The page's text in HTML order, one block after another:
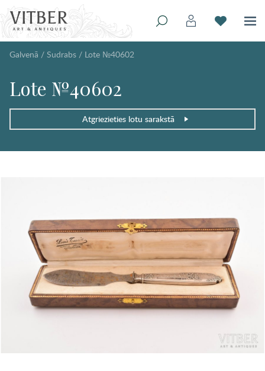
Galvenā / Sudrabs / Lote №40602
Lote №40602
Atgriezieties lotu sarakstā